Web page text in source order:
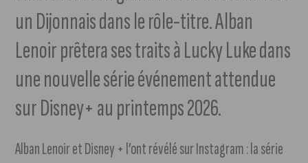
un Dijonnais dans le rôle-titre. Alban
Lenoir prêtera ses traits à Lucky Luke dans
une nouvelle série événement attendue
sur Disney+ au printemps 2026.
Alban Lenoir et Disney + l’ont révélé sur Instagram : la série